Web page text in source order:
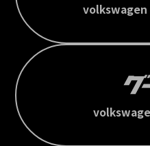
volkswagen